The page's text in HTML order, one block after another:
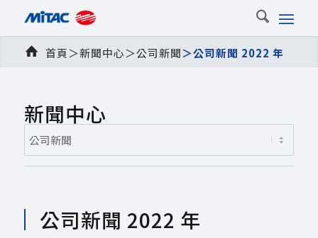
首頁＞新聞中心＞公司新聞＞公司新聞 2022 年
新聞中心
公司新聞 2022 年